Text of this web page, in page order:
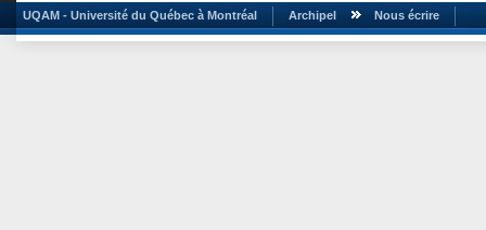
UQAM - Université du Québec à Montréal Archipel Nous écrire